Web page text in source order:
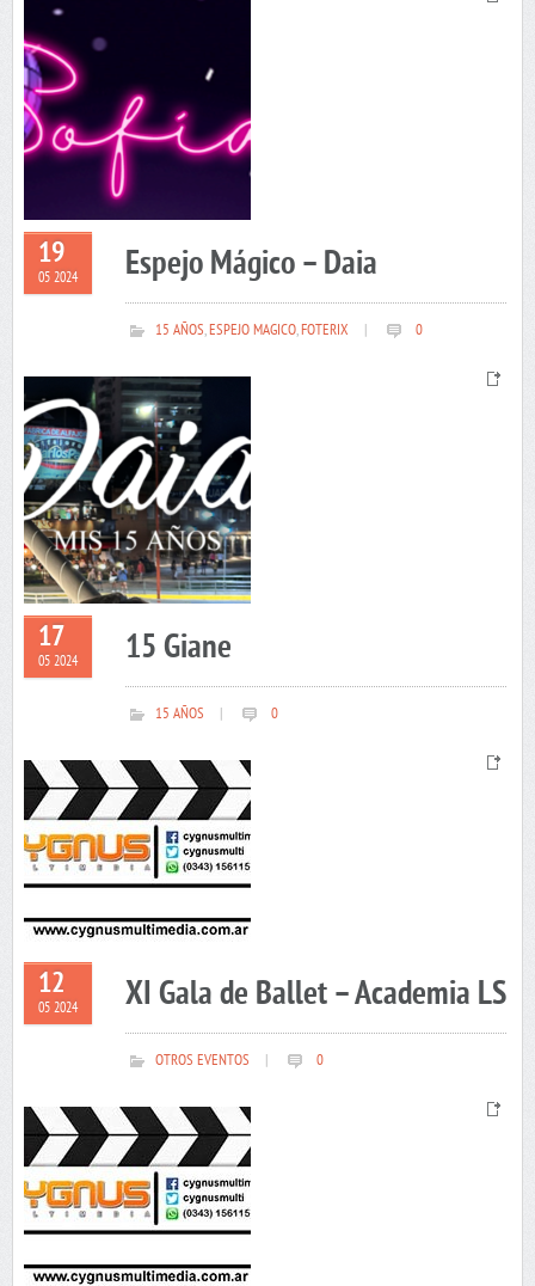
19
05 2024 Espejo Mágico – Daia
15 AÑOS,ESPEJO MAGICO,FOTERIX 0
17
05 2024 15 Giane
15 AÑOS 0
12
05 2024 XI Gala de Ballet – Academia LS
OTROS EVENTOS 0